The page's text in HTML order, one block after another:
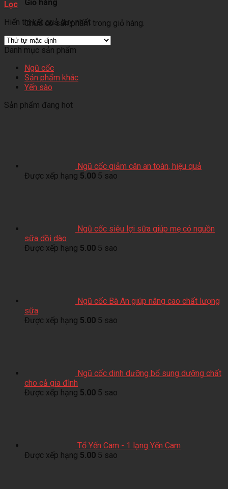
Giỏ hàng
Chưa có sản phẩm trong giỏ hàng.
Lọc
Hiển thị kết quả duy nhất
Danh mục sản phẩm
Ngũ cốc
Sản phẩm khác
Yến sào
Sản phẩm đang hot
Ngũ cốc giảm cân an toàn, hiệu quả
Được xếp hạng 5.00 5 sao
Ngũ cốc siêu lợi sữa giúp mẹ có nguồn
sữa dồi dào
Được xếp hạng 5.00 5 sao
Ngũ cốc Bà An giúp nâng cao chất lượng
sữa
Được xếp hạng 5.00 5 sao
Ngũ cốc dinh dưỡng bổ sung dưỡng chất
cho cả gia đình
Được xếp hạng 5.00 5 sao
Tổ Yến Cam - 1 lạng Yến Cam
Được xếp hạng 5.00 5 sao